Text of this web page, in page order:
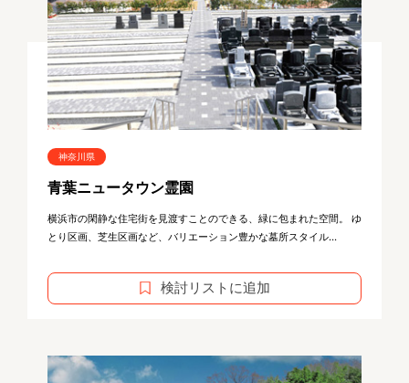
神奈川県
青葉ニュータウン霊園
横浜市の閑静な住宅街を見渡すことのできる、緑に包まれた空間。 ゆ
とり区画、芝生区画など、バリエーション豊かな墓所スタイル...
検討リストに追加